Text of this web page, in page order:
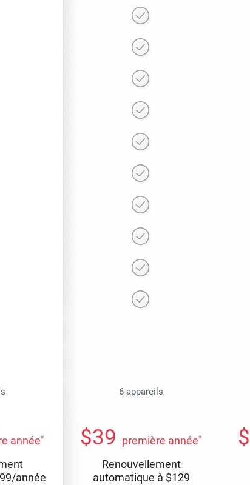
6 appareils
année*
99/année
$39 première année*
Renouvellement
automatique à $129
$